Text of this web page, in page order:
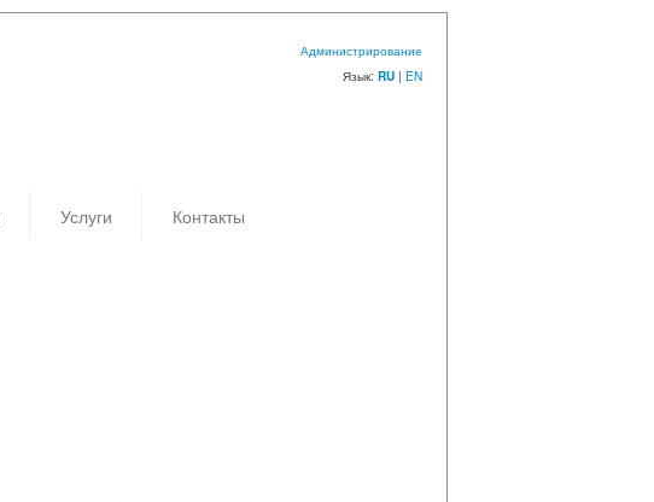
Администрирование
Язык: RU | EN
Услуги Контакты